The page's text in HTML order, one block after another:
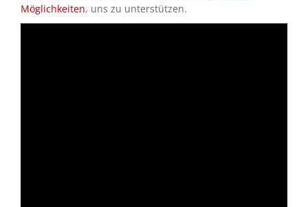
Möglichkeiten, uns zu unterstützen.